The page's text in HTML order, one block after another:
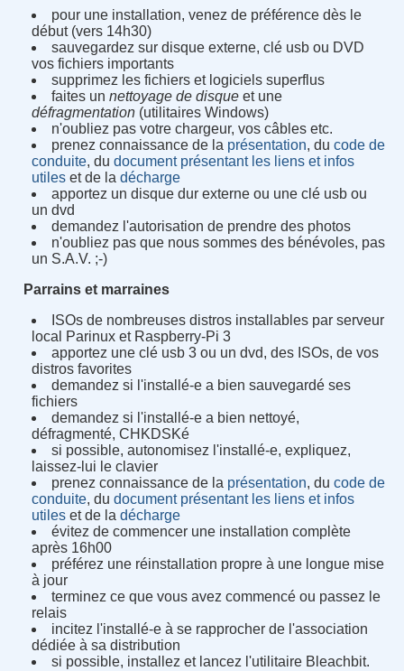
pour une installation, venez de préférence dès le
début (vers 14h30)
sauvegardez sur disque externe, clé usb ou DVD
vos fichiers importants
supprimez les fichiers et logiciels superflus
faites unnettoyage de disque et une
défragmentation (utilitaires Windows)
n'oubliez pas votre chargeur, vos câbles etc.
prenez connaissance de la présentation, ducode de
conduite, dudocument présentant les liens et infos
utiles et de ladécharge
apportez un disque dur externe ou une clé usb ou
un dvd
demandez l'autorisation de prendre des photos
n'oubliez pas que nous sommes des bénévoles, pas
un S.A.V. ;-)
Parrains et marraines
ISOs de nombreuses distros installables par serveur
local Parinux et Raspberry-Pi 3
apportez une clé usb 3 ou un dvd, des ISOs, de vos
distros favorites
demandez si l'installé-e a bien sauvegardé ses
fichiers
demandez si l'installé-e a bien nettoyé,
défragmenté, CHKDSKé
si possible, autonomisez l'installé-e, expliquez,
laissez-lui le clavier
prenez connaissance de la présentation, ducode de
conduite, dudocument présentant les liens et infos
utiles et de ladécharge
évitez de commencer une installation complète
après 16h00
préférez une réinstallation propre à une longue mise
à jour
terminez ce que vous avez commencé ou passez le
relais
incitez l'installé-e à se rapprocher de l'association
dédiée à sa distribution
si possible, installez et lancez l'utilitaire Bleachbit.